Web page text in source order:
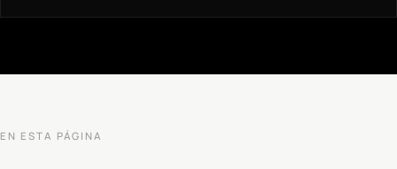
EN ESTA PÁGINA